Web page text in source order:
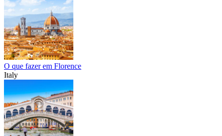
O que fazer em Florence
Italy